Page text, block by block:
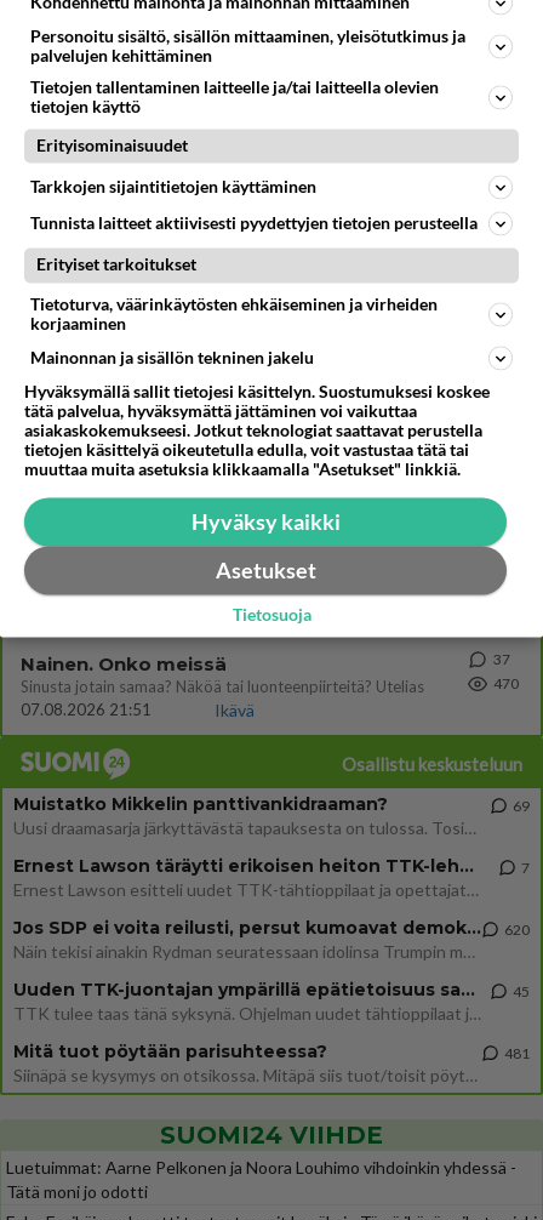
07.08.2026 12:07 Jämsä
Mitä haluaisit kysyä tänään
Kaivatultasi? Anna jokin tunniste itsestäni tai hänestä.
07.08.2026 13:15
55
670
En välitä sinusta yhtään
Ikävä
47
644
Ei se nainen edes oo
mitenkään nätti 🤣🤣🤣🤣🤣
08.08.2026 19:19
Ikävä
613
Olen luovuttanut
Välimme menivät niin pahasti solmuun, ettei niitä voi enää korjata. On aika jatkaa elämässä eteenpäin. Toivon sulle kaik
07.08.2026 15:03
Ikävä
33
Ernest Lawson täräytti erikoisen heiton TTK-lehdistötilaisuudessa: " Onko tässä tarkoituksena...?"
07.08.2026 07:20
Kotimaiset julkkisjuorut
Hyvä ihminen
Koetko olevasi hyvä ihminen ja kohteletko toisia arvostavasti?
Ikävä
78
486
Nainen. Onko meissä
Sinusta jotain samaa? Näköä tai luonteenpiirteitä? Utelias
07.08.2026 21:51
Ikävä
37
470
Osallistu keskusteluun
Muistatko Mikkelin panttivankidraaman?
Uusi draamasarja järkyttävästä tapauksesta on tulossa. Tositapahtumiin perustuva sarja ammentaa vuoden 1986 Mikkelin pan
69
Ernest Lawson täräytti erikoisen heiton TTK-lehdistötilaisuudessa: " Onko tässä tarkoituksena...?"
Ernest Lawson esitteli uudet TTK-tähtioppilaat ja opettajat torstaina 6.8. lehdistölle. Tulevalla kaudella on yksi hausk
7
Jos SDP ei voita reilusti, persut kumoavat demokratian Suomesta
Näin tekisi ainakin Rydman seuratessaan idolinsa Trumpin mallia https://www.is.fi/politiikka/art-2000012187244.html
620
Uuden TTK-juontajan ympärillä epätietoisuus sakenee - Nyt MTV hämmentää soppaa
TTK tulee taas tänä syksynä. Ohjelman uudet tähtioppilaat julkistetaan torstaina 6. elokuuta klo 14 alkavassa lehdistö
45
Mitä tuot pöytään parisuhteessa?
Siinäpä se kysymys on otsikossa. Mitäpä siis tuot/toisit pöytään parisuhteessa? Oletko mies vai nainen? Koetko sen mitä
481
SUOMI24 VIIHDE
Luetuimmat: Aarne Pelkonen ja Noora Louhimo vihdoinkin yhdessä -
Tätä moni jo odotti
Personoitu sisältö, sisällön mittaaminen, yleisötutkimus ja
palvelujen kehittäminen
Tietojen tallentaminen laitteelle ja/tai laitteella olevien
tietojen käyttö
Erityisominaisuudet
Tarkkojen sijaintitietojen käyttäminen
Tunnista laitteet aktiivisesti pyydettyjen tietojen perusteella
Erityiset tarkoitukset
Tietoturva, väärinkäytösten ehkäiseminen ja virheiden
korjaaminen
Mainonnan ja sisällön tekninen jakelu
Hyväksymällä sallit tietojesi käsittelyn. Suostumuksesi koskee
tätä palvelua, hyväksymättä jättäminen voi vaikuttaa
asiakaskokemukseesi. Jotkut teknologiat saattavat perustella
tietojen käsittelyä oikeutetulla edulla, voit vastustaa tätä tai
muuttaa muita asetuksia klikkaamalla "Asetukset" linkkiä.
Hyväksy kaikki
Asetukset
Tietosuoja